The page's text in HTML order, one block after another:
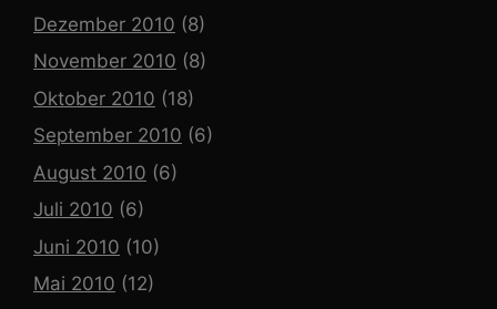
Dezember 2010 (8)
November 2010 (8)
Oktober 2010 (18)
September 2010 (6)
August 2010 (6)
Juli 2010 (6)
Juni 2010 (10)
Mai 2010 (12)